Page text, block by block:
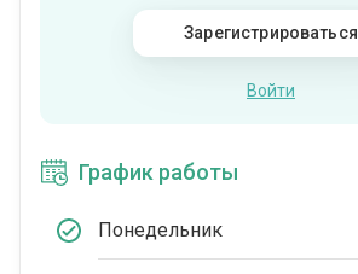
Зарегистрироваться
Войти
График работы
Понедельник